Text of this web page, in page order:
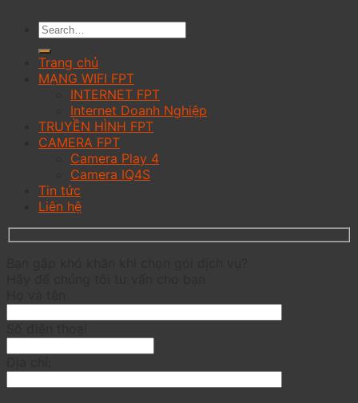
Trang chủ
MẠNG WIFI FPT
INTERNET FPT
Internet Doanh Nghiệp
TRUYỀN HÌNH FPT
CAMERA FPT
Camera Play 4
Camera IQ4S
Tin tức
Liên hệ